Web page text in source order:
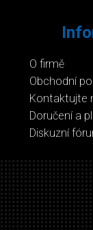
O firmě
Obchodní
Kontaktujte
Doručení a
Diskuzní